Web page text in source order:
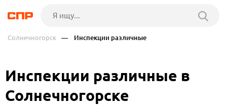
Солнечногорск — Инспекции различные
Инспекции различные в
Солнечногорске